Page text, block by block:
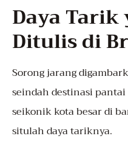
Daya
Ditulis di
Sorong jarang
seindah destinasi
seikonik kota besar di
situlah daya tariknya.